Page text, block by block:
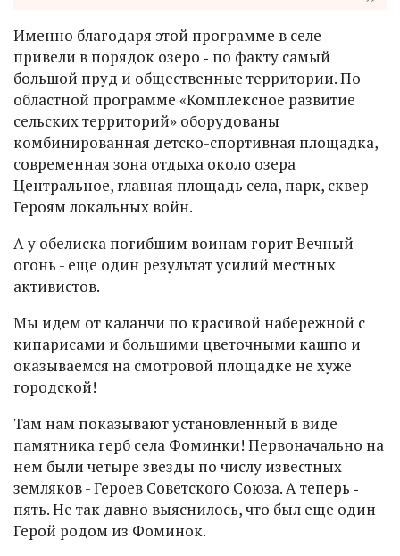
Именно благодаря этой программе в селе
привели в порядок озеро ‑ по факту самый
большой пруд и общественные территории. По
областной программе «Комплексное развитие
сельских территорий» оборудованы
комбинированная детско-спортивная площадка,
современная зона отдыха около озера
Центральное, главная площадь села, парк, сквер
Героям локальных войн.
А у обелиска погибшим воинам горит Вечный
огонь - еще один результат усилий местных
активистов.
Мы идем от каланчи по красивой набережной с
кипарисами и большими цветочными кашпо и
оказываемся на смотровой площадке не хуже
городской!
Там нам показывают установленный в виде
памятника герб села Фоминки! Первоначально на
нем были четыре звезды по числу известных
земляков - Героев Советского Союза. А теперь ‑
пять. Не так давно выяснилось, что был еще один
Герой родом из Фоминок.